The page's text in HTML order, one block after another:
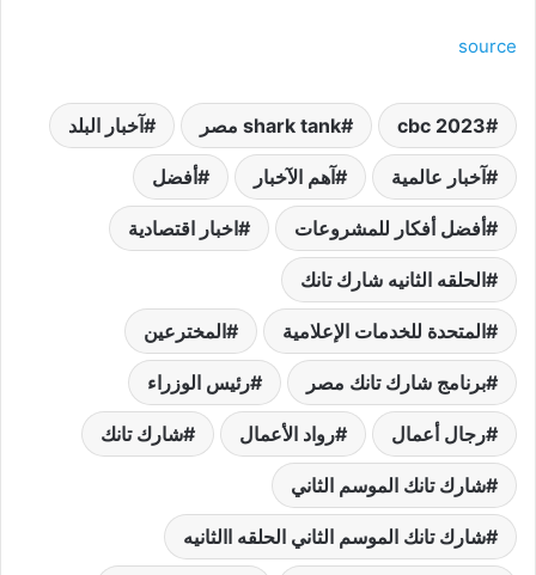
source
cbc 2023 shark tank مصر آخبار البلد
آخبار عالمية آهم الآخبار أفضل
أفضل أفكار للمشروعات اخبار اقتصادية
الحلقه الثانيه شارك تانك
المتحدة للخدمات الإعلامية المخترعين
برنامج شارك تانك مصر رئيس الوزراء
رجال أعمال رواد الأعمال شارك تانك
شارك تانك الموسم الثاني
شارك تانك الموسم الثاني الحلقه االثانيه